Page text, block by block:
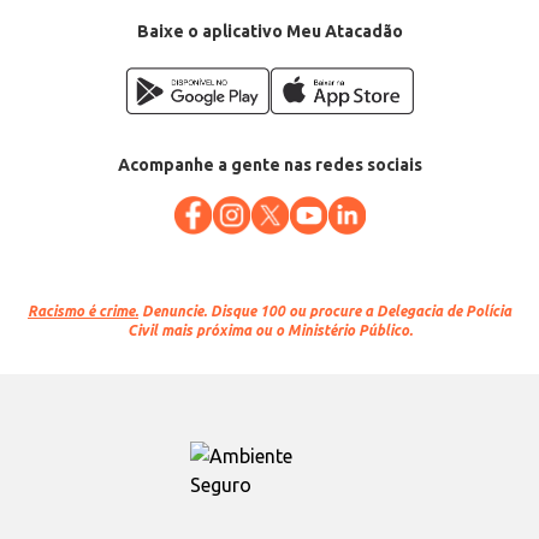
Baixe o aplicativo Meu Atacadão
Acompanhe a gente nas redes sociais
Racismo é crime. Denuncie. Disque 100 ou procure a Delegacia de Polícia
Civil mais próxima ou o Ministério Público.